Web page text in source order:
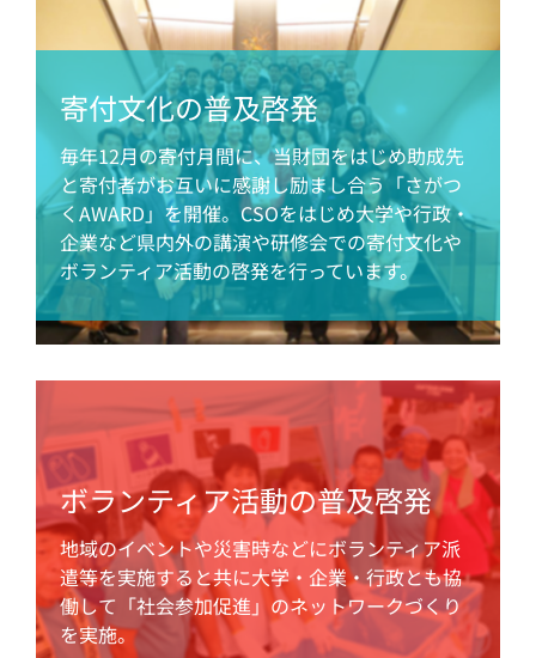
寄付文化の普及啓発
毎年12月の寄付月間に、当財団をはじめ助成先
と寄付者がお互いに感謝し励まし合う「さがつ
くAWARD」を開催。CSOをはじめ大学や行政・
企業など県内外の講演や研修会での寄付文化や
ボランティア活動の啓発を行っています。
ボランティア活動の普及啓発
地域のイベントや災害時などにボランティア派
遣等を実施すると共に大学・企業・行政とも協
働して「社会参加促進」のネットワークづくり
を実施。